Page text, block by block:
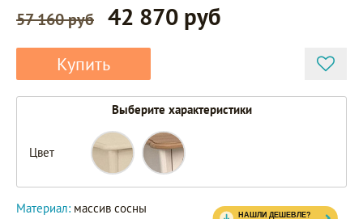
57 160 руб 42 870 руб
Купить
Выберите характеристики
Цвет
55718
60718
Материал: массив сосны